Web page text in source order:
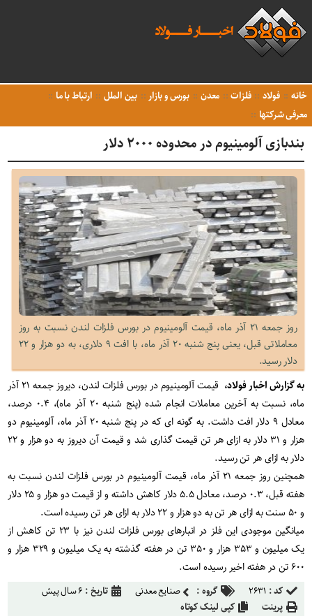
خانه فولاد فلزات معدن بورس و بازار بین الملل
ارتباط با ما
معرفی شرکتها
بندبازی آلومینیوم در محدوده ۲۰۰۰ دلار
روز جمعه ۲۱ آذر ماه، قیمت آلومینیوم در بورس فلزات لندن نسبت به روز
معاملاتی قبل، یعنی پنج شنبه ۲۰ آذر ماه، با افت ۹ دلاری، به دو هزار و ۲۲
دلار رسید.
به گزارش اخبار فولاد،
قیمت آلومینیوم در بورس فلزات لندن، دیروز جمعه ۲۱ آذر
ماه، نسبت به آخرین معاملات انجام شده (پنج شنبه ۲۰ آذر ماه)، ۰.۴ درصد،
معادل ۹ دلار افت داشت. به گونه ای که در پنج شنبه ۲۰ آذر ماه، آلومینیوم دو
هزار و ۳۱ دلار به ازای هر تن قیمت گذاری شد و قیمت آن دیروز به دو هزار و ۲۲
دلار به ازای هر تن رسید.
همچنین روز جمعه ۲۱ آذر ماه، قیمت آلومینیوم در بورس فلزات لندن نسبت به
هفته قبل، ۰.۳ درصد، معادل ۵.۵ دلار کاهش داشته و از قیمت دو هزار و ۲۵ دلار
و ۵۰ سنت به ازای هر تن به دو هزار و ۲۲ دلار به ازای هر تن رسیده است.
میانگین موجودی این فلز در انبارهای بورس فلزات لندن نیز با ۲۳ تن کاهش از
یک میلیون و ۳۵۳ هزار و ۳۵۰ تن در هفته گذشته به یک میلیون و ۳۲۹ هزار و
۶۰۰ تن در هفته اخیر رسیده است.
کد : ۲۶۳۱ گروه : صنایع معدنی تاریخ : ۶ سال پیش
پرینت
کپی لینک کوتاه